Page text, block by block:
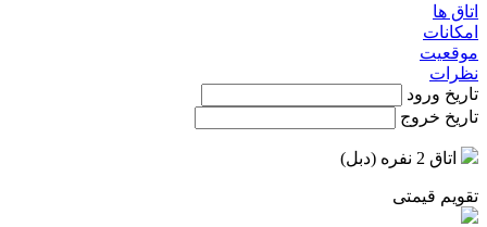
اتاق ها
امکانات
موقعیت
نظرات
تاریخ ورود
تاریخ خروج
اتاق 2 نفره (دبل)
تقویم قیمتی